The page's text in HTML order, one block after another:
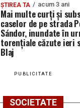
ȘTIREA TA acum 3 ani
Mai multe curți și
caselor de pe strada
Sándor, inundate în
torențiale căzute ieri
Blaj
PUBLICITATE
SOCIETATE